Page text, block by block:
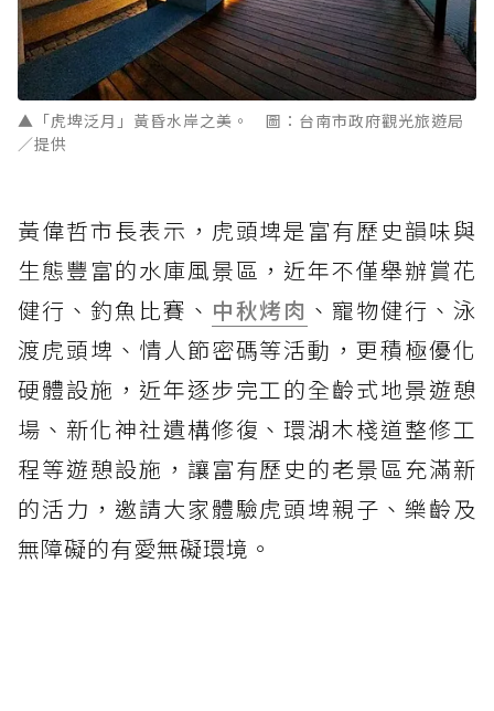
▲「虎埤泛月」黃昏水岸之美。 圖：台南市政府觀光旅遊局
／提供
黃偉哲市長表示，虎頭埤是富有歷史韻味與
生態豐富的水庫風景區，近年不僅舉辦賞花
健行、釣魚比賽、 中秋烤肉 、寵物健行、泳
渡虎頭埤、情人節密碼等活動，更積極優化
硬體設施，近年逐步完工的全齡式地景遊憩
場、新化神社遺構修復、環湖木棧道整修工
程等遊憩設施，讓富有歷史的老景區充滿新
的活力，邀請大家體驗虎頭埤親子、樂齡及
無障礙的有愛無礙環境。